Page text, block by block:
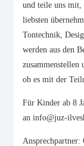
und teile uns mit,
liebsten
Tontechnik,
werden aus den
zusammenstellen
ob es mit der
Für Kinder ab 8
an info@juz-